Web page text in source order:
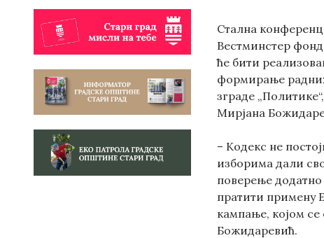
Стална
Вестминстер
ће бити
формирање
зграде
Мирјана
– Кодекс не
изборима дали
поверење додатно
пратити примену
кампање, којом се
Божидаревић.